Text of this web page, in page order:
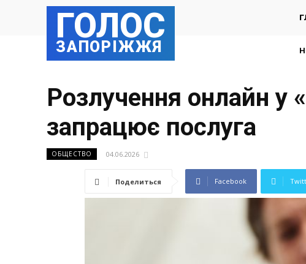
ГОЛОС
ЗАПОРІЖЖЯ
Розлучення онлайн у
запрацює послуга
ОБЩЕСТВО 04.06.2026
Поделиться Facebook